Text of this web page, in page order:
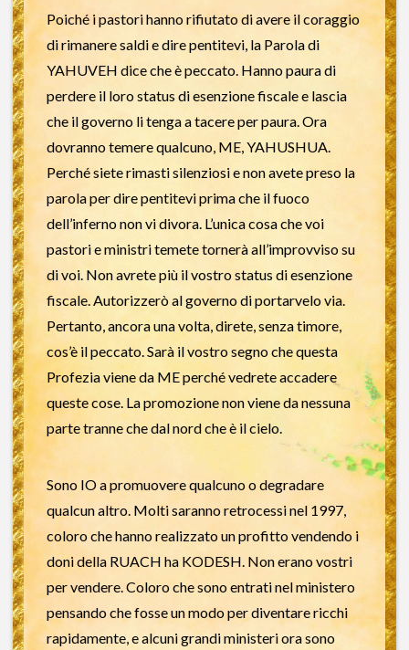
Poiché i pastori hanno rifiutato di avere il coraggio
di rimanere saldi e dire pentitevi, la Parola di
YAHUVEH dice che è peccato. Hanno paura di
perdere il loro status di esenzione fiscale e lascia
che il governo li tenga a tacere per paura. Ora
dovranno temere qualcuno, ME, YAHUSHUA.
Perché siete rimasti silenziosi e non avete preso la
parola per dire pentitevi prima che il fuoco
dell’inferno non vi divora. L’unica cosa che voi
pastori e ministri temete tornerà all’improvviso su
di voi. Non avrete più il vostro status di esenzione
fiscale. Autorizzerò al governo di portarvelo via.
Pertanto, ancora una volta, direte, senza timore,
cos’è il peccato. Sarà il vostro segno che questa
Profezia viene da ME perché vedrete accadere
queste cose. La promozione non viene da nessuna
parte tranne che dal nord che è il cielo.
Sono IO a promuovere qualcuno o degradare
qualcun altro. Molti saranno retrocessi nel 1997,
coloro che hanno realizzato un profitto vendendo i
doni della RUACH ha KODESH. Non erano vostri
per vendere. Coloro che sono entrati nel ministero
pensando che fosse un modo per diventare ricchi
rapidamente, e alcuni grandi ministeri ora sono